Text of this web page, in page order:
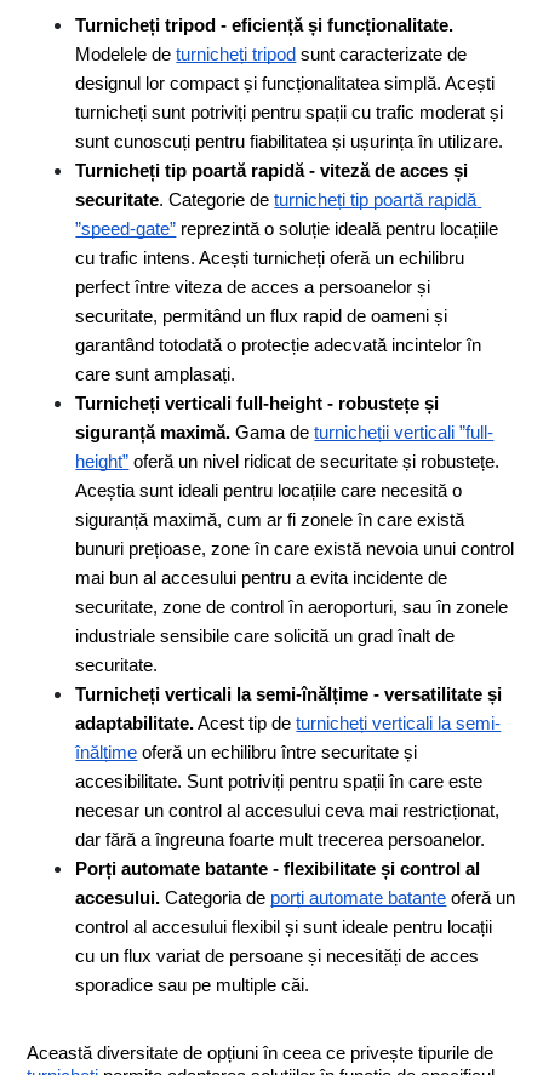
Turnicheți tripod - eficiență și funcționalitate.
Modelele de turnicheți tripod sunt caracterizate de
designul lor compact și funcționalitatea simplă. Acești
turnicheți sunt potriviți pentru spații cu trafic moderat și
sunt cunoscuți pentru fiabilitatea și ușurința în utilizare.
Turnicheți tip poartă rapidă - viteză de acces și
securitate. Categorie de turnicheți tip poartă rapidă
”speed-gate” reprezintă o soluție ideală pentru locațiile
cu trafic intens. Acești turnicheți oferă un echilibru
perfect între viteza de acces a persoanelor și
securitate, permitând un flux rapid de oameni și
garantând totodată o protecție adecvată incintelor în
care sunt amplasați.
Turnicheți verticali full-height - robustețe și
siguranță maximă. Gama de turnicheții verticali ”full-
height” oferă un nivel ridicat de securitate și robustețe.
Aceștia sunt ideali pentru locațiile care necesită o
siguranță maximă, cum ar fi zonele în care există
bunuri prețioase, zone în care există nevoia unui control
mai bun al accesului pentru a evita incidente de
securitate, zone de control în aeroporturi, sau în zonele
industriale sensibile care solicită un grad înalt de
securitate.
Turnicheți verticali la semi-înălțime - versatilitate și
adaptabilitate. Acest tip de turnicheți verticali la semi-
înălțime oferă un echilibru între securitate și
accesibilitate. Sunt potriviți pentru spații în care este
necesar un control al accesului ceva mai restricționat,
dar fără a îngreuna foarte mult trecerea persoanelor.
Porți automate batante - flexibilitate și control al
accesului. Categoria de porți automate batante oferă un
control al accesului flexibil și sunt ideale pentru locații
cu un flux variat de persoane și necesități de acces
sporadice sau pe multiple căi.